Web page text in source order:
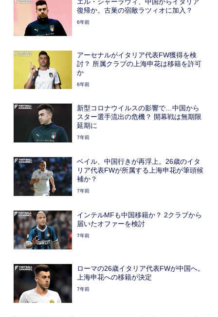
復帰か。古巣の宿敵ラツィオに加入？
6年前
アーセナルがイタリア代表FW獲得を検
討？ 所属クラブの上海申花は移籍を許可
か
6年前
新型コロナウイルスの影響で…中国から
スター選手流出の危機？ 開幕戦は無期限
延期に
7年前
ベイル、中国行きが再浮上。26歳のイタ
リア代表FWが所属する上海申花が筆頭候
補か？
7年前
インテルMFも中国移籍か？ 2クラブから
届いたオファーを検討
7年前
ローマの26歳イタリア代表FWが中国へ。
上海申花への移籍が決定
7年前